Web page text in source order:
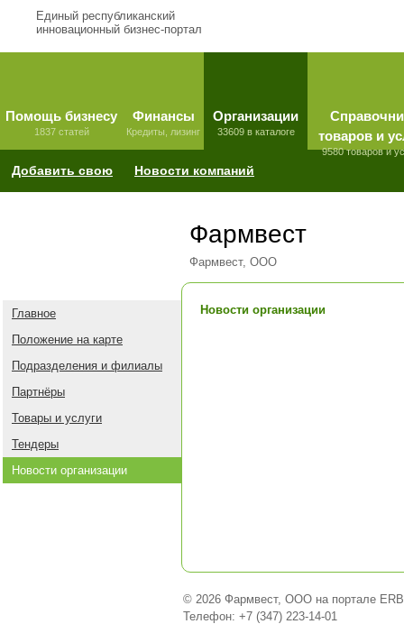
Единый республиканский
инновационный бизнес-портал
Помощь бизнесу
1837 статей
Финансы
Кредиты, лизинг
Организации
33609 в каталоге
товаров и
9580 товаров и
Добавить свою Новости компаний
Фармвест
Фармвест, ООО
Главное
Положение на карте
Подразделения и филиалы
Партнёры
Товары и услуги
Тендеры
Новости организации
Новости организации
© 2026 Фармвест, ООО на портале
Телефон: +7 (347) 223-14-01